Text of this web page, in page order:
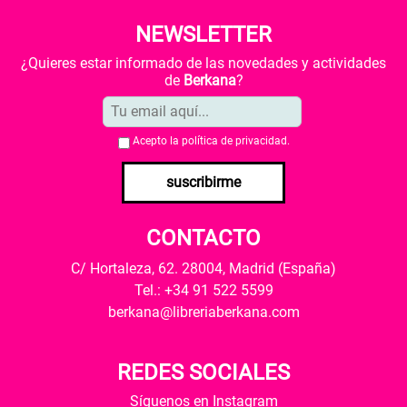
NEWSLETTER
¿Quieres estar informado de las novedades y actividades
de Berkana?
Acepto la política de privacidad .
suscribirme
CONTACTO
C/ Hortaleza, 62. 28004, Madrid (España)
Tel.: +34 91 522 5599
berkana@libreriaberkana.com
REDES SOCIALES
Síguenos en Instagram